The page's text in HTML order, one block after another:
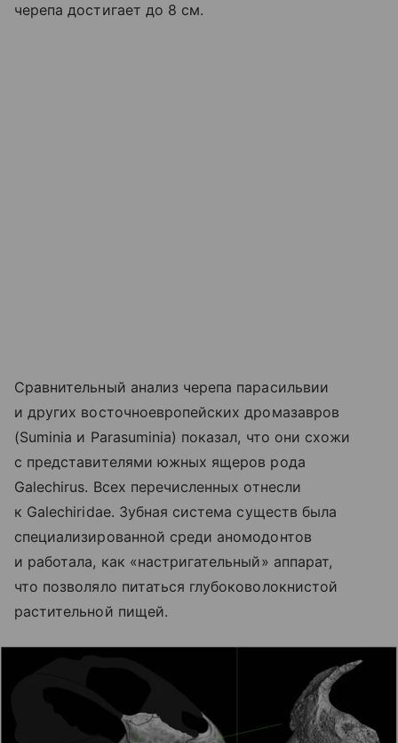
черепа достигает до 8 см.
Сравнительный анализ черепа парасильвии
и других восточноевропейских дромазавров
(Suminia и Parasuminia) показал, что они схожи
с представителями южных ящеров рода
Galechirus. Всех перечисленных отнесли
к Galechiridae. Зубная система существ была
специализированной среди аномодонтов
и работала, как «настригательный» аппарат,
что позволяло питаться глубоковолокнистой
растительной пищей.